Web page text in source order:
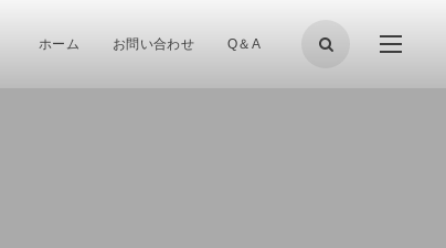
ホーム お問い合わせ Q＆A